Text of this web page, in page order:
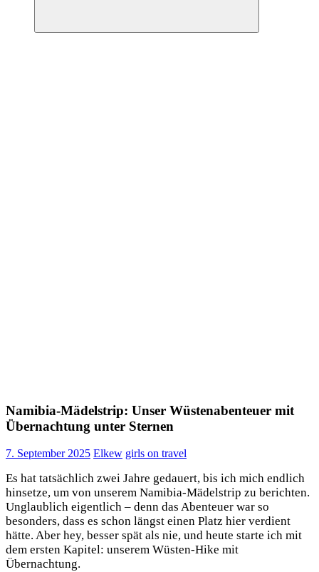
Suchen
Namibia-Mädelstrip: Unser Wüstenabenteuer mit
Übernachtung unter Sternen
7. September 2025 Elkew girls on travel
Es hat tatsächlich zwei Jahre gedauert, bis ich mich endlich
hinsetze, um von unserem Namibia-Mädelstrip zu berichten.
Unglaublich eigentlich – denn das Abenteuer war so
besonders, dass es schon längst einen Platz hier verdient
hätte. Aber hey, besser spät als nie, und heute starte ich mit
dem ersten Kapitel: unserem Wüsten-Hike mit
Übernachtung.